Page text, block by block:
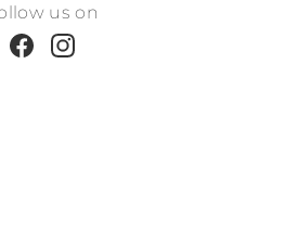
us on
FacebookInstagram